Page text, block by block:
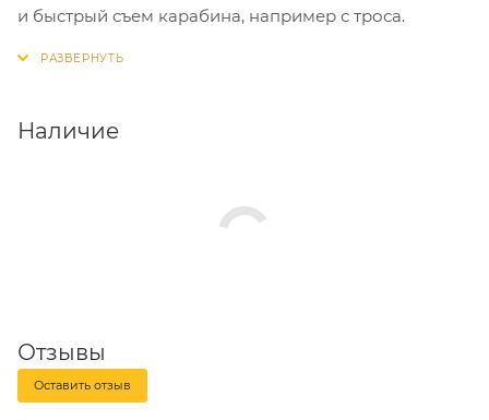
и быстрый съем карабина, например с троса.
Наличие
Отзывы
Оставить отзыв